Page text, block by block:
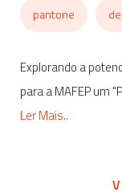
pantone
Explorando a
para a MAFEP um
Ler Mais..